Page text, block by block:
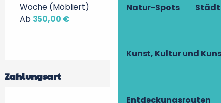
Natur-Spots
Kunst, Kultur und
Entdeckungsrouten
Woche (Möbliert)
Ab 350,00 €
Zahlungsart